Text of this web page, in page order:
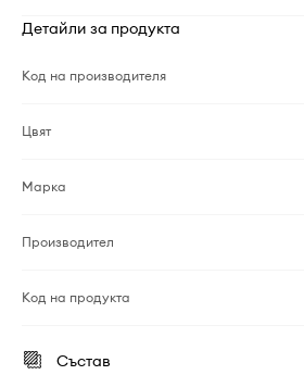
Детайли за продукта
Код на производителя
Цвят
Марка
Производител
Код на продукта
Състав